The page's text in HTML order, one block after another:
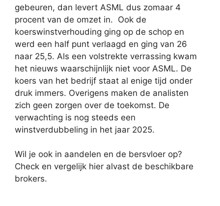
gebeuren, dan levert ASML dus zomaar 4
procent van de omzet in. Ook de
koerswinstverhouding ging op de schop en
werd een half punt verlaagd en ging van 26
naar 25,5. Als een volstrekte verrassing kwam
het nieuws waarschijnlijk niet voor ASML. De
koers van het bedrijf staat al enige tijd onder
druk immers. Overigens maken de analisten
zich geen zorgen over de toekomst. De
verwachting is nog steeds een
winstverdubbeling in het jaar 2025.
Wil je ook in aandelen en de bersvloer op?
Check en vergelijk hier alvast de beschikbare
brokers.